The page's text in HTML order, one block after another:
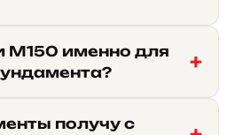
М150 именно для
получу с